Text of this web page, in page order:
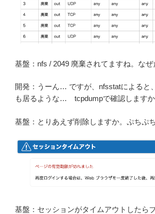
基盤：nfs / 2049 廃棄されてますね。なぜ
開発：うーん… ですが、nfsstatによると
も居るような… tcpdumpで確認しますか
基盤：とりあえず削除しますか。ぷちぷち
基盤：セッションがタイムアウトしたら